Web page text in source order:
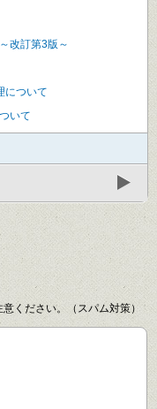
改訂第3版～
について
いて
ください。（スパム対策）